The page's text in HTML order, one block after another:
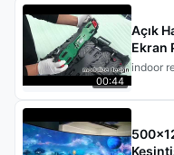
kavisli
kalitesini
bize katılın. IP65/
profesyonel kiralama
ideal hale getirdiğini
00:44
Açık
Ekran
indoor